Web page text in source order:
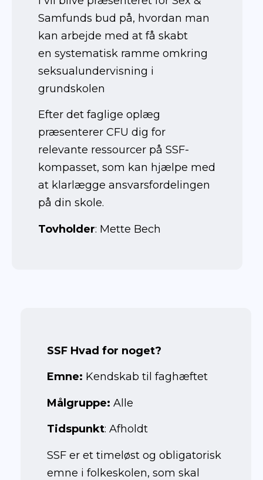
Samfunds bud på, hvordan man
kan arbejde med at få skabt
en systematisk ramme omkring
seksualundervisning i
grundskolen
Efter det faglige oplæg
præsenterer CFU dig for
relevante ressourcer på SSF-
kompasset, som kan hjælpe med
at klarlægge ansvarsfordelingen
på din skole.
Tovholder: Mette Bech
SSF Hvad for noget?
Emne: Kendskab til faghæftet
Målgruppe: Alle
Tidspunkt: Afholdt
SSF er et timeløst og obligatorisk
emne i folkeskolen, som skal